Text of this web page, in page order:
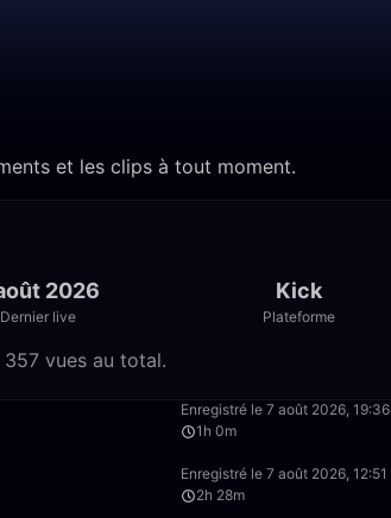
et les clips à tout moment.
2026
Dernier live
Kick
Plateforme
vues au total.
Enregistré le 7 août 2026, 19:36
1h 0m
Enregistré le 7 août 2026, 12:51
2h 28m